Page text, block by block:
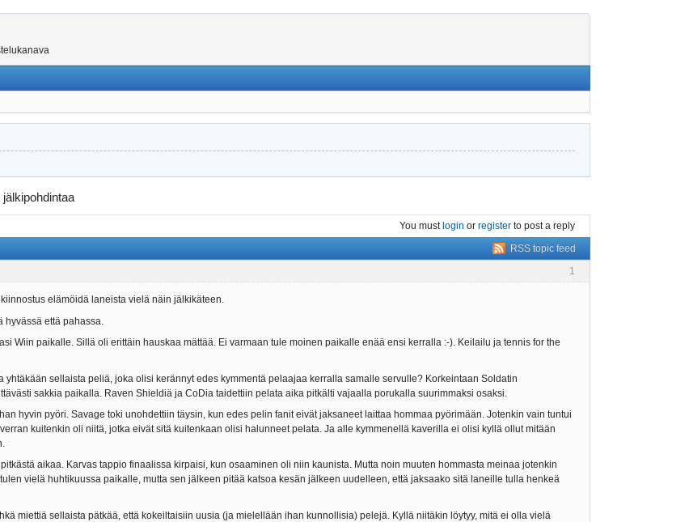
jälkipohdintaa
You must login or register to post a reply
RSS topic feed
1
elämöidä laneista vielä näin jälkikäteen.
että pahassa.
Wiin paikalle. Sillä oli erittäin hauskaa mättää. Ei varmaan tule moinen paikalle enää ensi kerralla :-). Keilailu ja tennis for the
yhtäkään sellaista peliä, joka olisi kerännyt edes kymmentä pelaajaa kerralla samalle servulle? Korkeintaan Soldatin
sakkia paikalla. Raven Shieldiä ja CoDia taidettiin pelata aika pitkälti vajaalla porukalla suurimmaksi osaksi.
hyvin pyöri. Savage toki unohdettiin täysin, kun edes pelin fanit eivät jaksaneet laittaa hommaa pyörimään. Jotenkin vain tuntui
kuitenkin oli niitä, jotka eivät sitä kuitenkaan olisi halunneet pelata. Ja alle kymmenellä kaverilla ei olisi kyllä ollut mitään
aikaa. Karvas tappio finaalissa kirpaisi, kun osaaminen oli niin kaunista. Mutta noin muuten hommasta meinaa jotenkin
vielä huhtikuussa paikalle, mutta sen jälkeen pitää katsoa kesän jälkeen uudelleen, että jaksaako sitä laneille tulla henkeä
miettiä sellaista pätkää, että kokeiltaisiin uusia (ja mielellään ihan kunnollisia) pelejä. Kyllä niitäkin löytyy, mitä ei olla vielä